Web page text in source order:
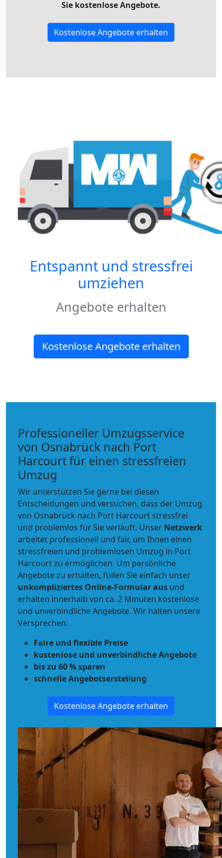
Sie kostenlose Angebote.
Kostenlose Angebote erhalten
Entspannt und stressfrei
umziehen
Angebote erhalten
Kostenlose Angebote erhalten
Professioneller Umzugsservice
von Osnabrück nach Port
Harcourt für einen stressfreien
Umzug
Wir unterstützen Sie gerne bei diesen
Entscheidungen und versuchen, dass der Umzug
von Osnabrück nach Port Harcourt stressfrei
und problemlos für Sie verläuft. Unser Netzwerk
arbeitet professionell und fair, um Ihnen einen
stressfreien und problemlosen Umzug in Port
Harcourt zu ermöglichen. Um persönliche
Angebote zu erhalten, füllen Sie einfach unser
unkompliziertes Online-Formular aus und
erhalten innerhalb von ca. 2 Minuten kostenlose
und unverbindliche Angebote. Wir halten unsere
Versprechen.
Faire und flexible Preise
kostenlose und unverbindliche Angebote
bis zu 60 % sparen
schnelle Angebotserstellung
Kostenlose Angebote erhalten